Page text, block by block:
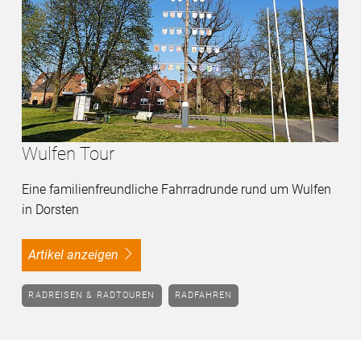
Wulfen Tour
Eine familienfreundliche Fahrradrunde rund um Wulfen
in Dorsten
Artikel anzeigen
RADREISEN & RADTOUREN RADFAHREN